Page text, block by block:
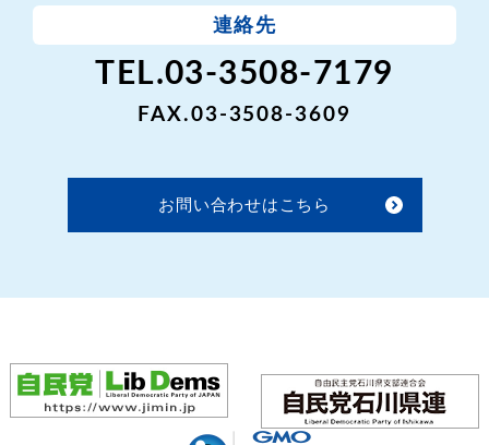
連絡先
TEL.03-3508-7179
FAX.03-3508-3609
お問い合わせはこちら